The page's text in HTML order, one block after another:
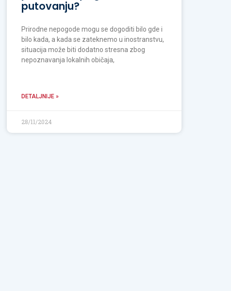
putovanju?
Prirodne nepogode mogu se dogoditi bilo gde i
bilo kada, a kada se zateknemo u inostranstvu,
situacija može biti dodatno stresna zbog
nepoznavanja lokalnih običaja,
DETALJNIJE »
28/11/2024